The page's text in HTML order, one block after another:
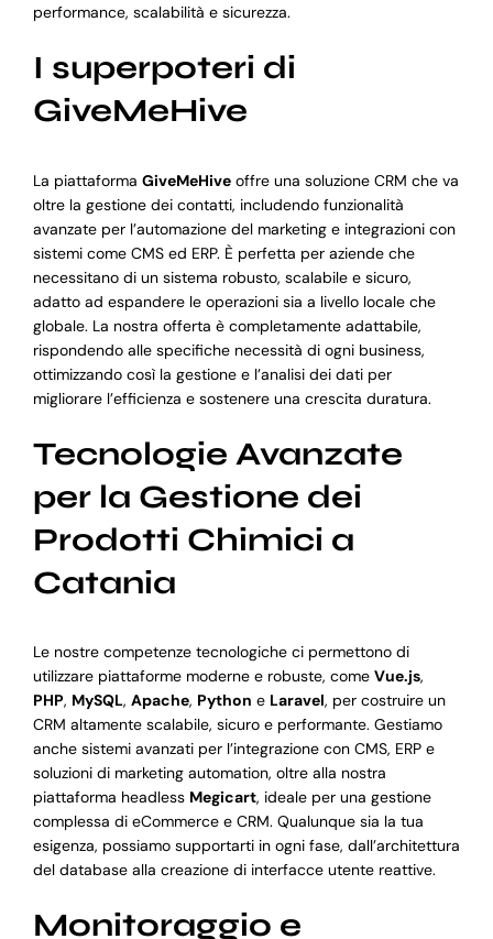
performance, scalabilità e sicurezza.
I superpoteri di
GiveMeHive
La piattaforma GiveMeHiveoffre una soluzione CRM che va
oltre la gestione dei contatti, includendo funzionalità
avanzate per l’automazione del marketing e integrazioni con
sistemi come CMS ed ERP. È perfetta per aziende che
necessitano di un sistema robusto, scalabile e sicuro,
adatto ad espandere le operazioni sia a livello locale che
globale. La nostra offerta è completamente adattabile,
rispondendo alle specifiche necessità di ogni business,
ottimizzando così la gestione e l’analisi dei dati per
migliorare l’efficienza e sostenere una crescita duratura.
Tecnologie Avanzate
per la Gestione dei
Prodotti Chimici a
Catania
Le nostre competenze tecnologiche ci permettono di
utilizzare piattaforme moderne e robuste, come Vue.js,
PHP, MySQL, Apache, Python e Laravel, per costruire un
CRM altamente scalabile, sicuro e performante. Gestiamo
anche sistemi avanzati per l’integrazione con CMS, ERP e
soluzioni di marketing automation, oltre alla nostra
piattaforma headless Megicart, ideale per una gestione
complessa di eCommerce e CRM. Qualunque sia la tua
esigenza, possiamo supportarti in ogni fase, dall’architettura
del database alla creazione di interfacce utente reattive.
Monitoraggio e